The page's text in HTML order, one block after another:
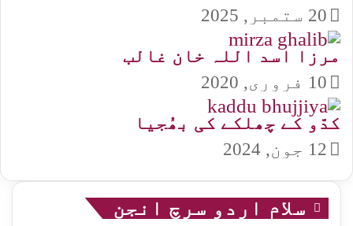
20 ستمبر, 2025
مرزا اسد اللہ خان غالب
10 فروری, 2020
کدّو کے چھلکے کی بھُجیا
12 جون, 2024
سلام اردو سرچ انجن